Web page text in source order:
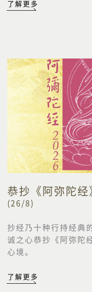
了解更多
恭抄《阿弥陀经
(26/8)
抄经乃十种行持经典
诚之心恭抄《阿弥陀
心境。
了解更多